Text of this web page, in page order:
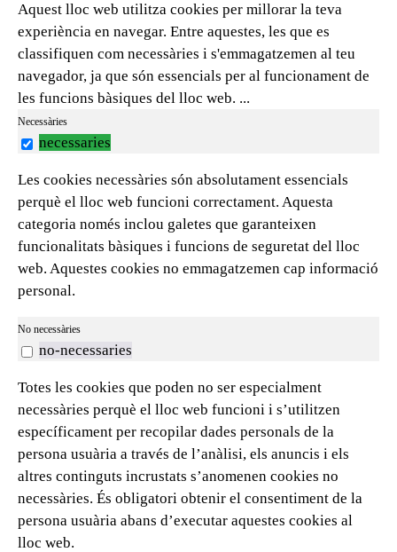
Aquest lloc web utilitza cookies per millorar la teva
experiència en navegar. Entre aquestes, les que es
classifiquen com necessàries i s'emmagatzemen al teu
navegador, ja que són essencials per al funcionament de
les funcions bàsiques del lloc web. ...
Necessàries
necessaries
Les cookies necessàries són absolutament essencials
perquè el lloc web funcioni correctament. Aquesta
categoria només inclou galetes que garanteixen
funcionalitats bàsiques i funcions de seguretat del lloc
web. Aquestes cookies no emmagatzemen cap informació
personal.
No necessàries
no-necessaries
Totes les cookies que poden no ser especialment
necessàries perquè el lloc web funcioni i s’utilitzen
específicament per recopilar dades personals de la
persona usuària a través de l’anàlisi, els anuncis i els
altres continguts incrustats s’anomenen cookies no
necessàries. És obligatori obtenir el consentiment de la
persona usuària abans d’executar aquestes cookies al
lloc web.